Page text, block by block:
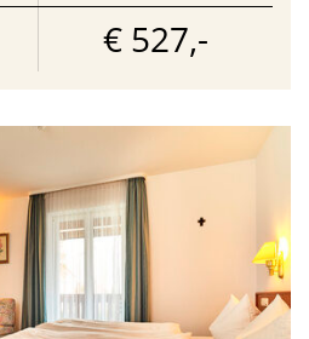
€ 527,-